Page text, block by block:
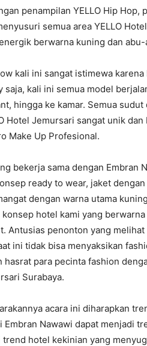
penampilan YELLO Hip
semua area YELLO
berwarna kuning dan abu-
kali ini sangat istimewa
saja, kali ini semua model
hingga ke kamar. Semua
Hotel Jemursari sangat unik
Make Up Profesional.
bekerja sama dengan Embran
ready to wear, jaket
dengan warna utama
hotel kami yang
Antusias penonton yang
ini tidak bisa menyaksikan
hasrat para pecinta fashion
Surabaya.
acara ini diharapkan
Nawawi dapat menjadi
hotel kekinian yang